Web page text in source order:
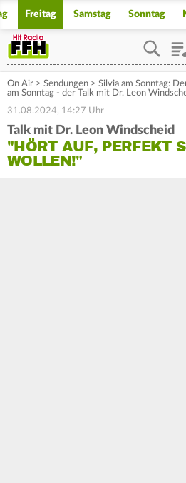
Freitag Samstag Sonntag
On Air > Sendungen > Silvia am Sonntag:
am Sonntag - der Talk mit Dr. Leon
31.08.2024, 14:27 Uhr
Talk mit Dr. Leon Windscheid
"HÖRT AUF, PERFEKT
WOLLEN!"